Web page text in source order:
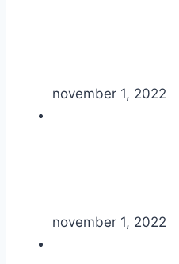
november 1, 2022
november 1, 2022